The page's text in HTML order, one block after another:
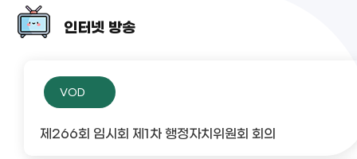
인터넷 방송
VOD
제266회 임시회 제1차 행정자치위원회 회의